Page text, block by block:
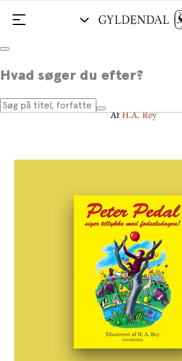
Hvad søger du efter?
Peter Pedal siger
fødselsdagen
AfH.A. Rey